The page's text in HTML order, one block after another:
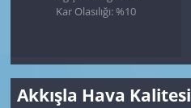
Kar Olasılığı: %10
Akkışla Hava Kalitesi